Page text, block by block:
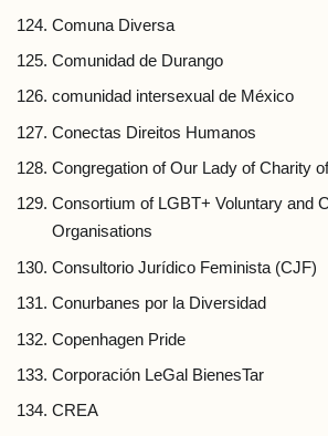
Comuna Diversa
Comunidad de Durango
comunidad intersexual de México
Conectas Direitos Humanos
Congregation of Our Lady of Charity
Consortium of LGBT+ Voluntary and
Organisations
Consultorio Jurídico Feminista (CJF)
Conurbanes por la Diversidad
Copenhagen Pride
Corporación LeGal BienesTar
CREA